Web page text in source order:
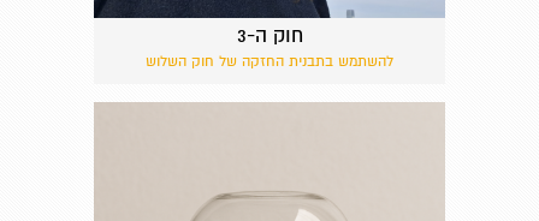
חוק ה-3
להשתמש בתבנית החזקה של חוק השלוש